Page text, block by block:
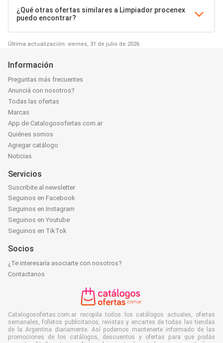
¿Qué otras ofertas similares a Limpiador procenex
puedo encontrar?
Última actualización: viernes, 31 de julio de 2026
Información
Preguntas más frecuentes
Anunciá con nosotros?
Todas las ofertas
Marcas
App de Catalogosofertas.com.ar
Quiénes somos
Agregar catálogo
Noticias
Servicios
Suscribite al newsletter
Seguinos en Facebook
Seguinos en Instagram
Seguinos en Youtube
Seguinos en TikTok
Socios
¿Te interesaría asociarte con nosotros?
Contactanos
Catalogosofertas.com.ar recopila todos los catálogos actuales, ofertas
semanales, folletos publicitarios, revistas y encartes de todas las tiendas
de la Argentina diariamente. Así podemos mantenerte informado de las
promociones de los catálogos, descuentos y ofertas para que podás